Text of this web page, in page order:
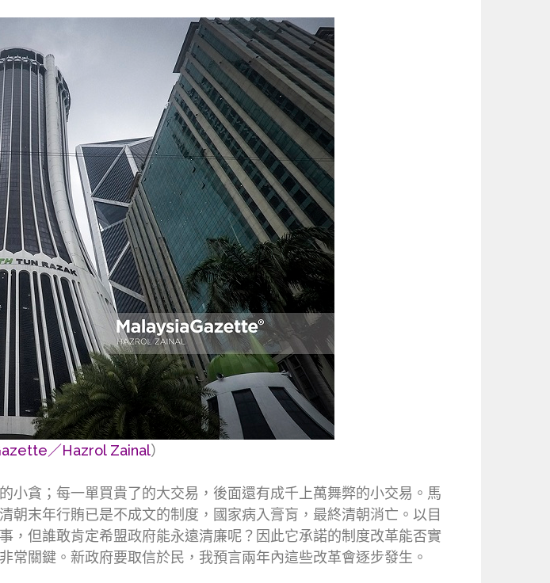
／Hazrol Zainal）
小貪；每一單買貴了的大交易，後面還有成千上萬舞弊的小交易。馬
末年行賄已是不成文的制度，國家病入膏肓，最終清朝消亡。以目
，但誰敢肯定希盟政府能永遠清廉呢？因此它承諾的制度改革能否實
關鍵。新政府要取信於民，我預言兩年內這些改革會逐步發生。